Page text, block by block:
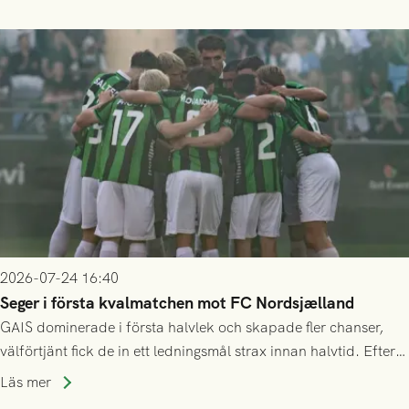
2026-07-24 16:40
Seger i första kvalmatchen mot FC Nordsjælland
GAIS dominerade i första halvlek och skapade fler chanser,
välförtjänt fick de in ett ledningsmål strax innan halvtid. Efter
halvtidsvilan sjönk tempot när Nordsjälland tilläts ha mer av
Läs mer